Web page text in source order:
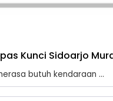
Kunci Sidoarjo
butuh kendaraan ...